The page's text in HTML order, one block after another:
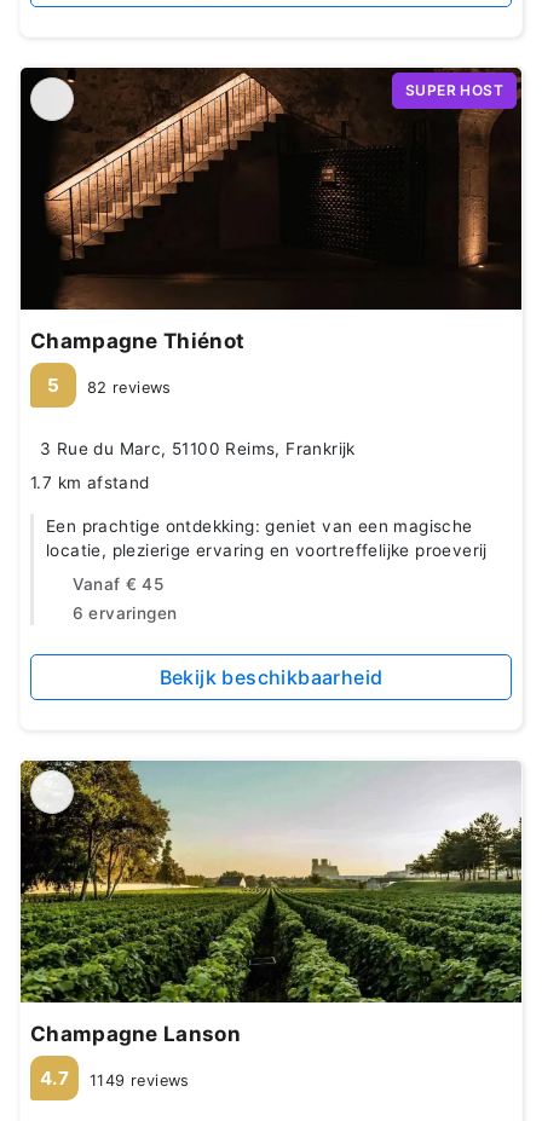
SUPER HOST
Champagne Thiénot
5 82 reviews
3 Rue du Marc, 51100 Reims, Frankrijk
1.7 km afstand
Een prachtige ontdekking: geniet van een magische
locatie, plezierige ervaring en voortreffelijke proeverij
Vanaf € 45
6 ervaringen
Bekijk beschikbaarheid
Champagne Lanson
4.7 1149 reviews